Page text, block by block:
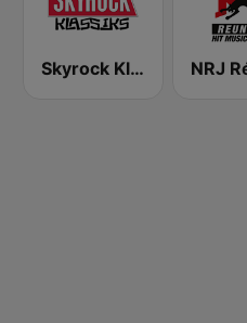
Skyrock Klassiks